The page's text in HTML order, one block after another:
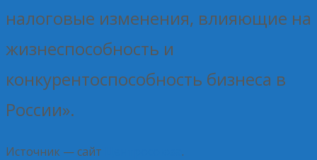
налоговые изменения, влияющие на
жизнеспособность и
конкурентоспособность бизнеса в
России».
Источник — сайт .